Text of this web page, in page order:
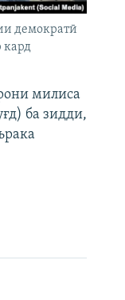
демократӣ
кард
милиса
ба зидди,